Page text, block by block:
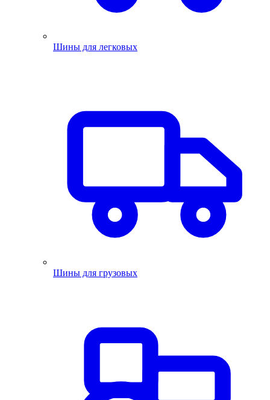
Шины для легковых
Шины для грузовых